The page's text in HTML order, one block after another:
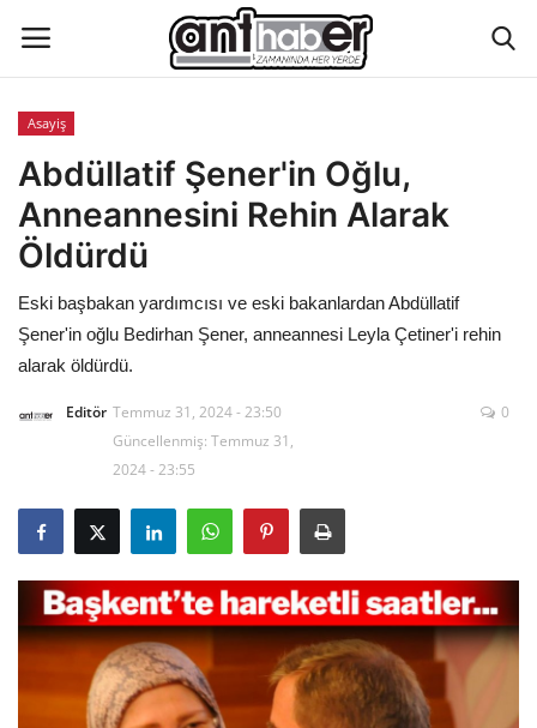
Künye
Eğitim
Hakkımızda
İletişim
Çevre
Gizlilik Politikası
Reklam ve İşbirliği
Bodrum Trafik Yoğunluk Haritası
Asayiş
Abdüllatif Şener'in Oğlu,
Anneannesini Rehin Alarak
Öldürdü
Eski başbakan yardımcısı ve eski bakanlardan Abdüllatif
Şener'in oğlu Bedirhan Şener, anneannesi Leyla Çetiner'i rehin
alarak öldürdü.
Editör Temmuz 31, 2024 - 23:50
Güncellenmiş: Temmuz 31,
2024 - 23:55
0